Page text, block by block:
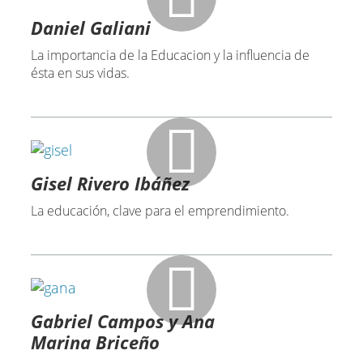
Daniel Galiani
La importancia de la Educacion y la influencia de
ésta en sus vidas.
Gisel Rivero Ibáñez
La educación, clave para el emprendimiento.
Gabriel Campos y Ana
Marina Briceño